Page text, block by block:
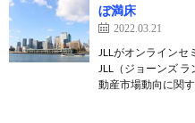
ぼ満床
2022.03.21
JLLがオンライン
JLL（ジョーンズ
動産市場動向に関